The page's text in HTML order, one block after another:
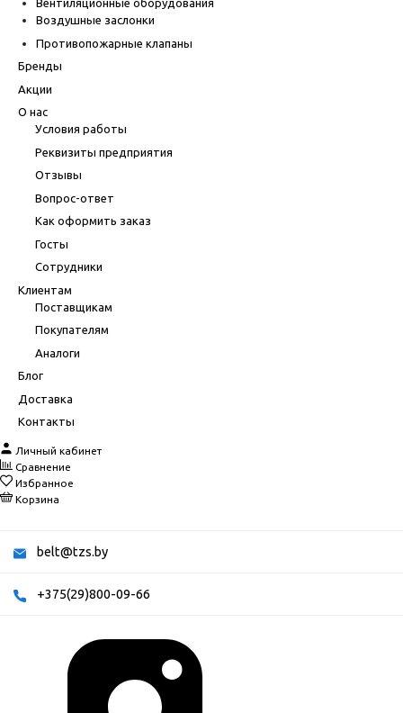
Вентиляционные оборудования
Воздушные заслонки
Противопожарные клапаны
Бренды
Акции
О нас
Условия работы
Реквизиты предприятия
Отзывы
Вопрос-ответ
Как оформить заказ
Госты
Сотрудники
Клиентам
Поставщикам
Покупателям
Аналоги
Блог
Доставка
Контакты
Личный кабинет
Сравнение
Избранное
Корзина
belt@tzs.by
+375(29)800-09-66